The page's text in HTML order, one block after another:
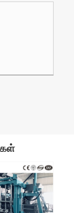
பிளாக்